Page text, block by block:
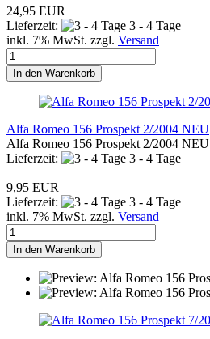
24,95 EUR
Lieferzeit:
3 - 4 Tage
inkl. 7% MwSt. zzgl. Versand
In den Warenkorb
Alfa Romeo 156 Prospekt 2/2004 NEU
Alfa Romeo 156 Prospekt 2/2004 NEU
Lieferzeit:
3 - 4 Tage
9,95 EUR
Lieferzeit:
3 - 4 Tage
inkl. 7% MwSt. zzgl. Versand
In den Warenkorb